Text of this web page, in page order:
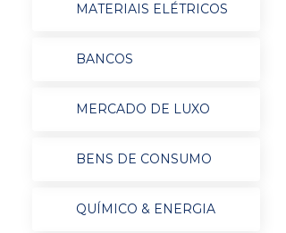
MATERIAIS ELÉTRICOS
BANCOS
MERCADO DE LUXO
BENS DE CONSUMO
QUÍMICO & ENERGIA